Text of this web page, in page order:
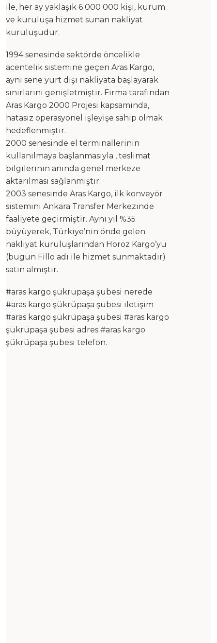
ile, her ay yaklaşık 6 000 000 kişi, kurum
ve kuruluşa hizmet sunan nakliyat
kuruluşudur.
1994 senesinde sektörde öncelikle
acentelik sistemine geçen Aras Kargo,
aynı sene yurt dışı nakliyata başlayarak
sınırlarını genişletmiştir. Firma tarafından
Aras Kargo 2000 Projesi kapsamında,
hatasız operasyonel işleyişe sahip olmak
hedeflenmiştir.
2000 senesinde el terminallerinin
kullanılmaya başlanmasıyla , teslimat
bilgilerinin anında genel merkeze
aktarılması sağlanmıştır.
2003 senesinde Aras Kargo, ilk konveyör
sistemini Ankara Transfer Merkezinde
faaliyete geçirmiştir. Aynı yıl %35
büyüyerek, Türkiye’nin önde gelen
nakliyat kuruluşlarından Horoz Kargo’yu
(bugün Fillo adı ile hizmet sunmaktadır)
satın almıştır.
#aras kargo şükrüpaşa şubesi nerede
#aras kargo şükrüpaşa şubesi iletişim
#aras kargo şükrüpaşa şubesi #aras kargo
şükrüpaşa şubesi adres #aras kargo
şükrüpaşa şubesi telefon.